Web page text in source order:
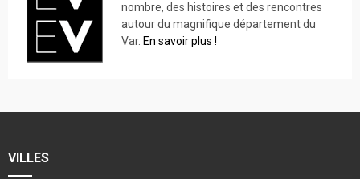
nombre, des histoires et des rencontres
autour du magnifique département du
Var. En savoir plus !
VILLES